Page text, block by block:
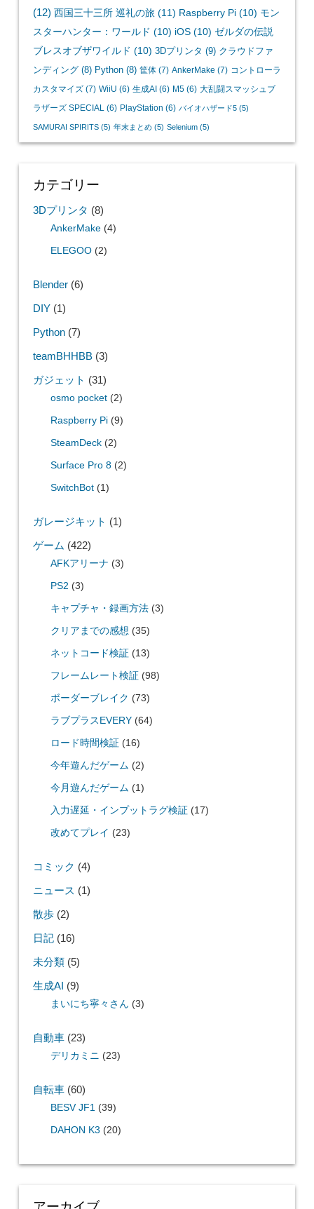
(12) 西国三十三所 巡礼の旅(11) Raspberry Pi(10) モン
スターハンター：ワールド (10) iOS(10) ゼルダの伝説
ブレスオブザワイルド (10) 3Dプリンタ (9) クラウドファ
ンディング(8) Python(8) 筐体(7) AnkerMake (7) コントローラ
カスタマイズ(7) WiiU (6) 生成AI (6) M5(6) 大乱闘スマッシュブ
ラザーズ SPECIAL (6) PlayStation (6) バイオハザード5(5)
SAMURAI SPIRITS(5) 年末まとめ(5) Selenium(5)
カテゴリー
3Dプリンタ (8)
AnkerMake(4)
ELEGOO(2)
Blender(6)
DIY(1)
Python(7)
teamBHHBB(3)
ガジェット (31)
osmo pocket(2)
Raspberry Pi(9)
SteamDeck(2)
Surface Pro 8(2)
SwitchBot(1)
ガレージキット (1)
ゲーム (422)
AFKアリーナ (3)
PS2 (3)
キャプチャ・録画方法(3)
クリアまでの感想 (35)
ネットコード検証 (13)
フレームレート検証 (98)
ボーダーブレイク (73)
ラブプラスEVERY(64)
ロード時間検証 (16)
今年遊んだゲーム (2)
今月遊んだゲーム (1)
入力遅延・インプットラグ検証 (17)
改めてプレイ (23)
コミック (4)
ニュース (1)
散歩(2)
日記(16)
未分類(5)
生成AI (9)
まいにち寧々さん (3)
自動車(23)
デリカミニ (23)
自転車(60)
BESV JF1 (39)
DAHON K3 (20)